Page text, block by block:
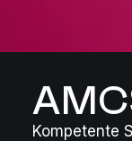
Kompetente